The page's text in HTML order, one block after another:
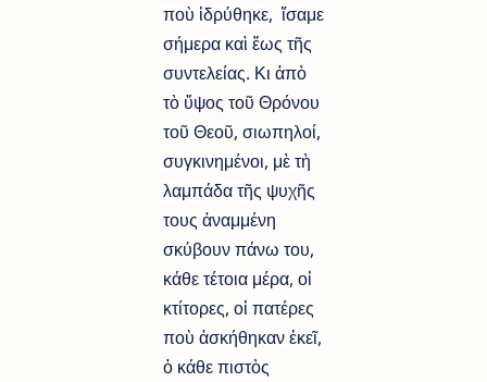
ποὺ ἱδρύθηκε, ἴσαμε
σήμερα καὶ ἕως τῆς
συντελείας. Κι ἀπὸ
τὸ ὕψος τοῦ Θρόνου
τοῦ Θεοῦ, σιωπηλοί,
συγκινημένοι, μὲ τὴ
λαμπάδα τῆς ψυχῆς
τους ἀναμμένη
σκύβουν πάνω του,
κάθε τέτοια μέρα, οἰ
κτίτορες, οἱ πατέρες
ποὺ ἀσκήθηκαν ἐκεῖ,
ὁ κάθε πιστὸς